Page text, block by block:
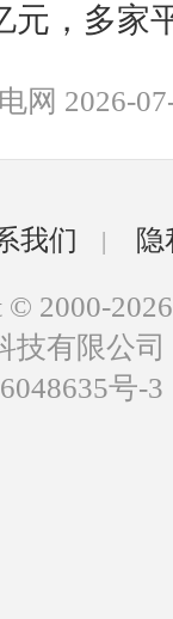
元，多家
网 2026-
我们 |
© 2000-2026
技有限公
号-3